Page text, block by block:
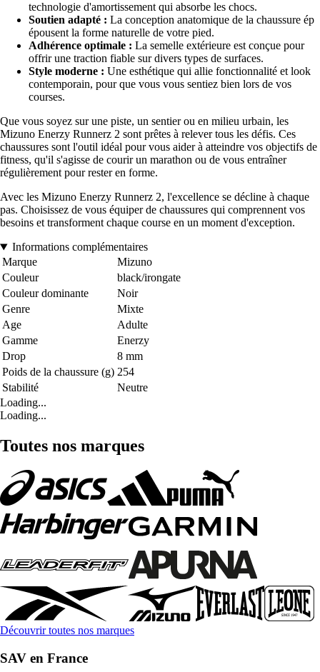
technologie d'amortissement qui absorbe les chocs.
Soutien adapté : La conception anatomique de la chaussure ép
épousent la forme naturelle de votre pied.
Adhérence optimale : La semelle extérieure est conçue pour
offrir une traction fiable sur divers types de surfaces.
Style moderne : Une esthétique qui allie fonctionnalité et look
contemporain, pour que vous vous sentiez bien lors de vos
courses.
Que vous soyez sur une piste, un sentier ou en milieu urbain, les
Mizuno Enerzy Runnerz 2 sont prêtes à relever tous les défis. Ces
chaussures sont l'outil idéal pour vous aider à atteindre vos objectifs de
fitness, qu'il s'agisse de courir un marathon ou de vous entraîner
régulièrement pour rester en forme.
Avec les Mizuno Enerzy Runnerz 2, l'excellence se décline à chaque
pas. Choisissez de vous équiper de chaussures qui comprennent vos
besoins et transforment chaque course en un moment d'exception.
Informations complémentaires
Marque
Mizuno
Couleur
black/irongate
Couleur dominante
Noir
Genre
Mixte
Age
Adulte
Gamme
Enerzy
Drop
8 mm
Poids de la chaussure (g) 254
Stabilité
Neutre
Loading...
Loading...
Toutes nos marques
Découvrir toutes nos marques
SAV en France